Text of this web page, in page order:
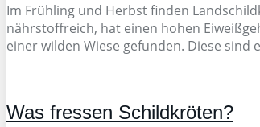
Im Frühling und Herbst finden
nährstoffreich, hat einen hohen
einer wilden Wiese gefunden. Diese
Was fressen Schildkröten?